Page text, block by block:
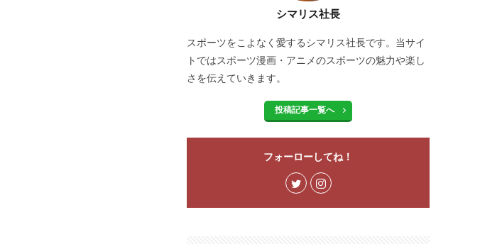
シマリス社長
スポーツをこよなく愛するシマリス社長です。当サイ
トではスポーツ漫画・アニメのスポーツの魅力や楽し
さを伝えていきます。
投稿記事一覧へ
フォーローしてね！